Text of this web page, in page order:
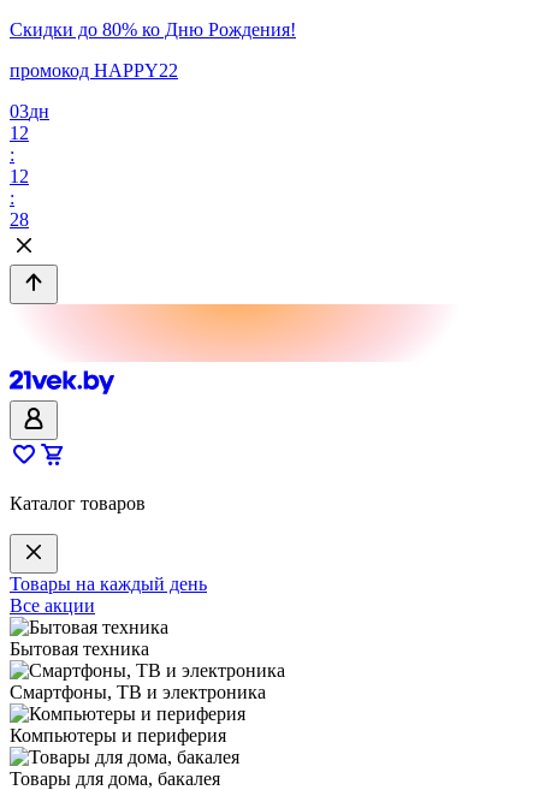
Скидки до 80% ко Дню Рождения!
промокод HAPPY22
03дн
12
:
12
:
28
Каталог товаров
Товары на каждый день
Все акции
Бытовая техника
Смартфоны, ТВ и электроника
Компьютеры и периферия
Товары для дома, бакалея